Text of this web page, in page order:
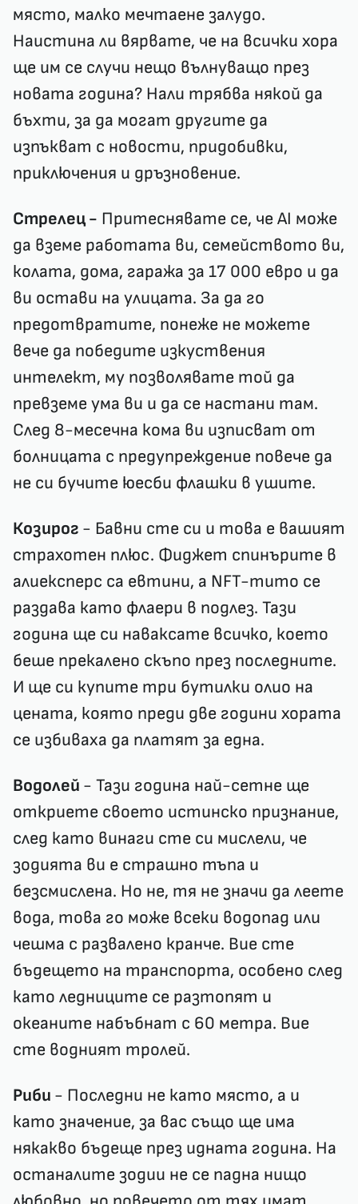
място, малко мечтаене залудо.
Наистина ли вярвате, че на всички хора
ще им се случи нещо вълнуващо през
новата година? Нали трябва някой да
бъхти, за да могат другите да
изпъкват с новости, придобивки,
приключения и дръзновение.
Стрелец - Притеснявате се, че AI може
да вземе работата ви, семейството ви,
колата, дома, гаража за 17 000 евро и да
ви остави на улицата. За да го
предотвратите, понеже не можете
вече да победите изкуствения
интелект, му позволявате той да
превземе ума ви и да се настани там.
След 8-месечна кома ви изписват от
болницата с предупреждение повече да
не си бучите юесби флашки в ушите.
Козирог - Бавни сте си и това е вашият
страхотен плюс. Фиджет спинърите в
алиексперс са евтини, а NFT-тито се
раздава като флаери в подлез. Тази
година ще си наваксате всичко, което
беше прекалено скъпо през последните.
И ще си купите три бутилки олио на
цената, която преди две години хората
се избиваха да платят за една.
Водолей - Тази година най-сетне ще
откриете своето истинско признание,
след като винаги сте си мислели, че
зодията ви е страшно тъпа и
безсмислена. Но не, тя не значи да леете
вода, това го може всеки водопад или
чешма с развалено кранче. Вие сте
бъдещето на транспорта, особено след
като ледниците се разтопят и
океаните набъбнат с 60 метра. Вие
сте водният тролей.
Риби - Последни не като място, а и
като значение, за вас също ще има
някакво бъдеще през идната година. На
останалите зодии не се падна нищо